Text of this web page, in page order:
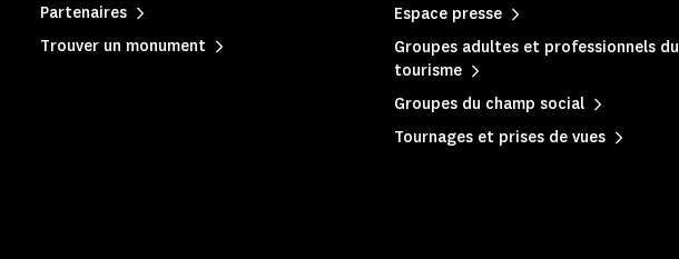
Espace presse
Groupes adultes et professionnels du
tourisme
Groupes du champ social
Tournages et prises de vues
Partenaires
Trouver un monument